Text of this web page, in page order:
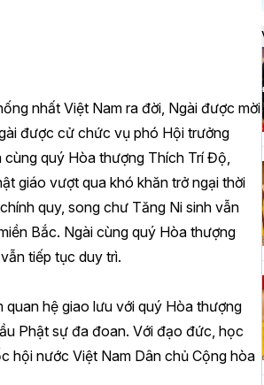
nhất Việt Nam ra đời, Ngài được mời
được cử chức vụ phó Hội trưởng
cùng quý Hòa thượng Thích Trí Độ,
giáo vượt qua khó khăn trở ngại thời
quy, song chư Tăng Ni sinh vẫn
Bắc. Ngài cùng quý Hòa thượng
tiếp tục duy trì.
hệ giao lưu với quý Hòa thượng
Phật sự đa đoan. Với đạo đức, học
hội nước Việt Nam Dân chủ Cộng hòa